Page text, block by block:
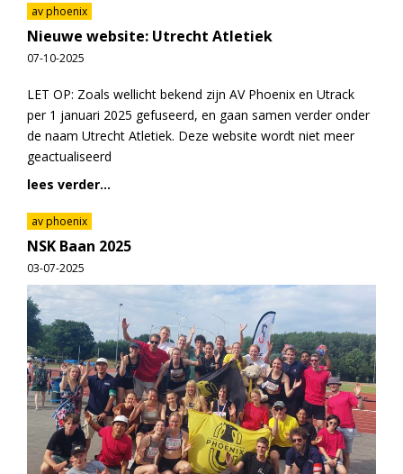
av phoenix
Nieuwe website: Utrecht Atletiek
07-10-2025
LET OP: Zoals wellicht bekend zijn AV Phoenix en Utrack
per 1 januari 2025 gefuseerd, en gaan samen verder onder
de naam Utrecht Atletiek. Deze website wordt niet meer
geactualiseerd
lees verder...
av phoenix
NSK Baan 2025
03-07-2025